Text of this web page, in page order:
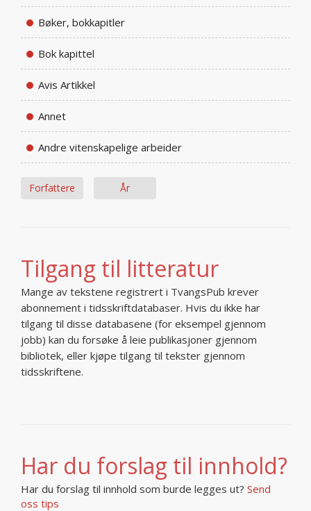
Bøker, bokkapitler
Bok kapittel
Avis Artikkel
Annet
Andre vitenskapelige arbeider
Forfattere År
Tilgang til litteratur
Mange av tekstene registrert i TvangsPub krever
abonnement i tidsskriftdatabaser. Hvis du ikke har
tilgang til disse databasene (for eksempel gjennom
jobb) kan du forsøke å leie publikasjoner gjennom
bibliotek, eller kjøpe tilgang til tekster gjennom
tidsskriftene.
Har du forslag til innhold?
Har du forslag til innhold som burde legges ut? Send
oss tips